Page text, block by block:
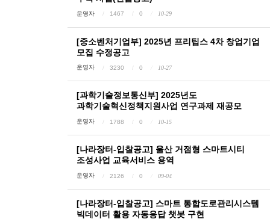
운영자 1467 0 10-29
[중소벤처기업부] 2025년 프리팁스 4차 창업기업
모집 수정공고
운영자 3230 0 10-27
[과학기술정보통신부] 2025년도
과학기술혁신정책지원사업 연구과제 재공모
운영자 1788 0 10-15
[나라장터-입찰공고] 울산 거점형 스마트시티
조성사업 교육서비스 용역
운영자 2126 0 09-04
[나라장터-입찰공고] 스마트 통합도로관리시스템
빅데이터 활용 자동응답 챗봇 구현